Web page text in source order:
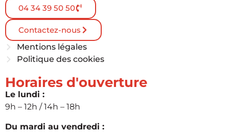
04 34 39 50 50
Contactez-nous
Mentions légales
Politique des cookies
Horaires d'ouverture
Le lundi :
9h – 12h / 14h – 18h
Du mardi au vendredi :